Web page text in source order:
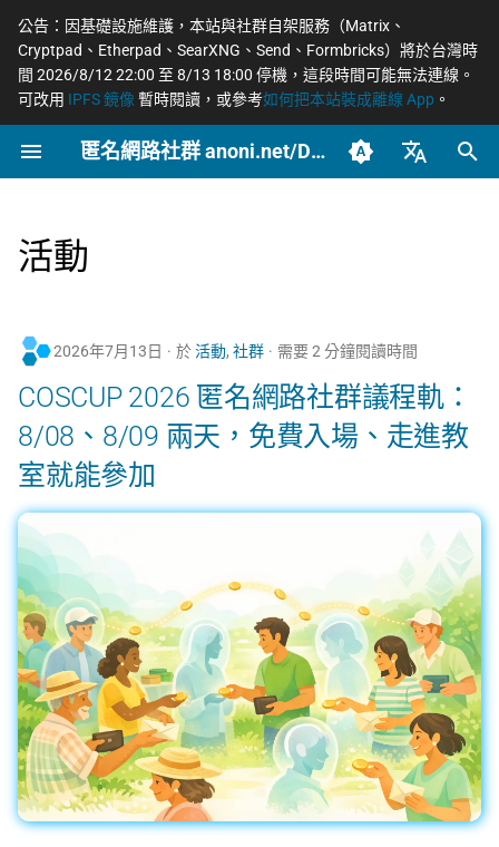
公告：因基礎設施維護，本站與社群自架服務（Matrix、
Cryptpad、Etherpad、SearXNG、Send、Formbricks）將於台灣時
間 2026/8/12 22:00 至 8/13 18:00 停機，這段時間可能無法連線。
可改用 IPFS 鏡像 暫時閱讀，或參考如何把本站裝成離線 App 。
匿名網路社群 anoni.net/Docs
正
初
搜
引
擎
概念 網路自由為什麼重要
Metadata 是什麼，為
社群平台怎麼收集你的
料
監控現在做得到什麼
怎麼維持多個網路身分
為什麼匿名支付重要
什麼是匿名網路？
VPN 的風險與選擇
認真的生效
Tails、Whonix、Qubes
差別
GrapheneOS：高度隱
行動作業系統
什麼是 OONI
OONI Run v2 操作說明
場景
一般人平常該做到什麼
社交
家暴受害者的數位準備
選舉觀察員的自保
倡議組織的匿名捐款管
在中國大陸的公開平台
出差與研討會的數位準
（東亞與東南亞）
出國前數位安全：用 AI
助產生目的地概況
端對端加密如何運作
網路政變 - InterSecLab
OONI 網站檢測清單
台灣個資法 2025 修法
台灣 VASP 法 2026
揭弊者保護法的技術觀察
Tor 更新日誌
Arti 更新日誌
2026
開始參與 如何參與與認領主題
治理章程
社群自架服務
文」而非「繁體中文」
如何搭建 Tor Relay
如何搭建 Tor
校園 Tor Relay 提案範本
校園 Tor Relay 架設
校園 Tor Relay：給校
法務的 FAQ
onionoo MCP：Tor 中
點查詢服務
ASN 觀測資料擷取與分
推動主題
2026 年度路線圖
匿名支付研究專題
COSCUP 2026 公開徵稿
籌備頁面
籌備：匿名網路工作坊
2025/08
持續關注
活動
2026年7月13日 於活動, 社群 需要 2 分鐘閱讀時間
COSCUP 2026 匿名網路社群議程軌：
8/08、8/09 兩天，免費入場、走進教
室就能參加